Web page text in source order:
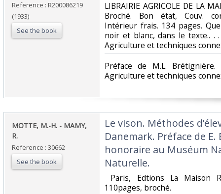
Reference : R200086219
(1933)
See the book
‎LIBRAIRIE AGRICOLE DE LA
Broché. Bon état, Couv.
Intérieur frais. 134 pages.
noir et blanc, dans le texte.. .
Agriculture et techniques
‎Préface de M.L. Brétignière.
Agriculture et techniques
‎MOTTE, M.-H. - MAMY,
R.‎
Reference : 30662
See the book
‎Le vison. Méthodes
Danemark. Préface de
honoraire au Muséum
Naturelle.‎
Paris, Edtions La Maison
110pages, broché. ‎